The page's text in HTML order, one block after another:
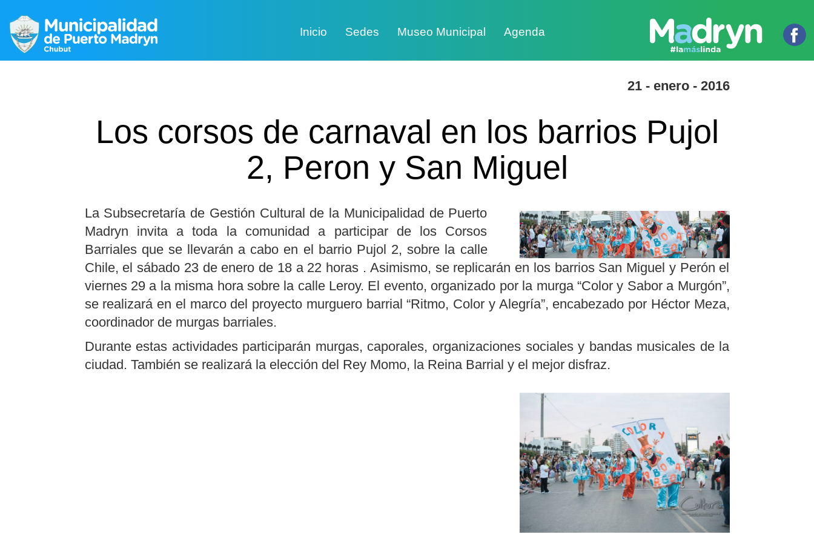
Inicio Sedes Museo Municipal Agenda
21 - enero - 2016
Los corsos de carnaval en los barrios Pujol
2, Peron y San Miguel
La Subsecretaría de Gestión Cultural de la Municipalidad de Puerto
Madryn invita a toda la comunidad a participar de los Corsos
Barriales que se llevarán a cabo en el barrio Pujol 2, sobre la calle
Chile, el sábado 23 de enero de 18 a 22 horas . Asimismo, se replicarán en los barrios San Miguel y Perón el
viernes 29 a la misma hora sobre la calle Leroy. El evento, organizado por la murga “Color y Sabor a Murgón”,
se realizará en el marco del proyecto murguero barrial “Ritmo, Color y Alegría”, encabezado por Héctor Meza,
coordinador de murgas barriales.
Durante estas actividades participarán murgas, caporales, organizaciones sociales y bandas musicales de la
ciudad. También se realizará la elección del Rey Momo, la Reina Barrial y el mejor disfraz.